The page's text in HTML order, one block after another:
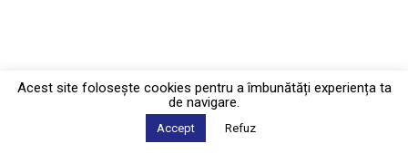
Acest site foloseşte cookies pentru a îmbunătăți experiența ta
de navigare.
Accept Refuz